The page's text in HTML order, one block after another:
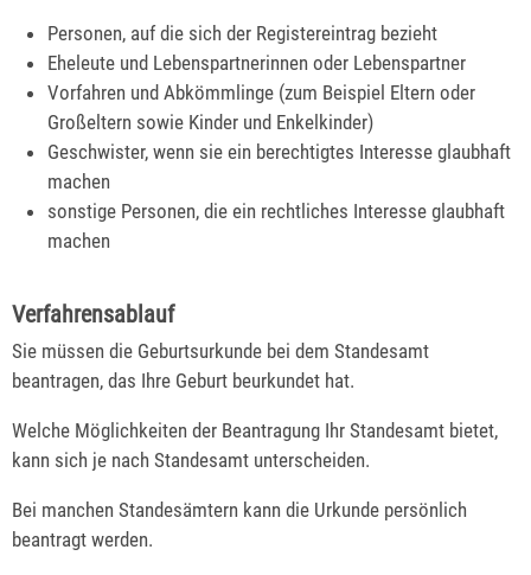
Personen, auf die sich der Registereintrag bezieht
Eheleute und Lebenspartnerinnen oder Lebenspartner
Vorfahren und Abkömmlinge (zum Beispiel Eltern oder
Großeltern sowie Kinder und Enkelkinder)
Geschwister, wenn sie ein berechtigtes Interesse glaubhaft
machen
sonstige Personen, die ein rechtliches Interesse glaubhaft
machen
Verfahrensablauf
Sie müssen die Geburtsurkunde bei dem Standesamt
beantragen, das Ihre Geburt beurkundet hat.
Welche Möglichkeiten der Beantragung Ihr Standesamt bietet,
kann sich je nach Standesamt unterscheiden.
Bei manchen Standesämtern kann die Urkunde persönlich
beantragt werden.